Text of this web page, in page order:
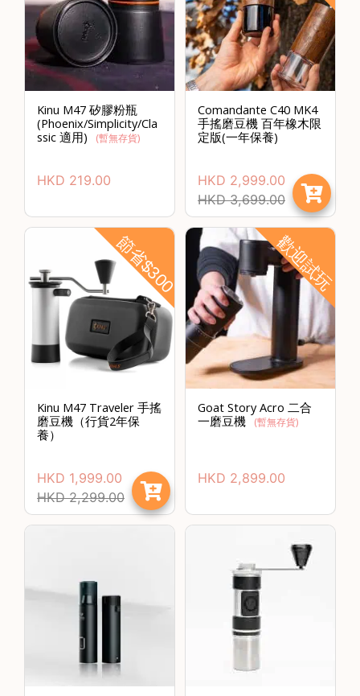
Kinu M47 矽膠粉瓶
(Phoenix/Simplicity/Cla
ssic 適用)
(暫無存貨)
HKD 219.00
Comandante C40 MK4
手搖磨豆機 百年橡木限
定版(一年保養)
HKD 2,999.00
HKD3,699.00
節省$300
Kinu M47 Traveler 手搖
磨豆機（行貨2年保
養）
HKD 1,999.00
HKD2,299.00
歡迎試玩
Goat Story Acro 二合
一磨豆機
(暫無存貨)
HKD 2,899.00